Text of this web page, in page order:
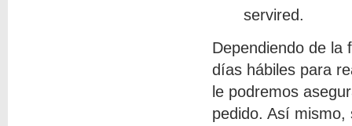
servired.
Dependiendo de la
días hábiles para
le podremos
pedido. Así mismo,